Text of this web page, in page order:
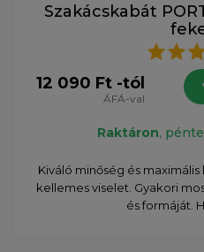
Szakácskabát
12 090 Ft -tól
ÁFÁ-val
Raktáron,
Kiváló minőség és
kellemes viselet. Gyakori
és formáját.